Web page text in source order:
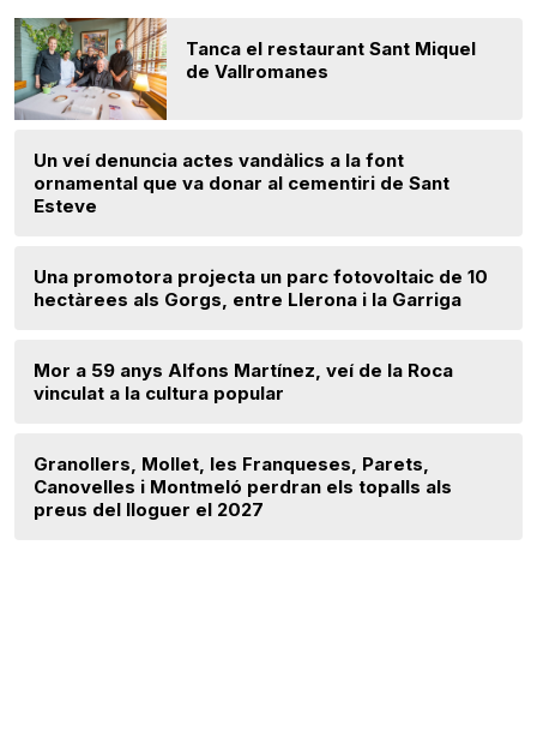
Tanca el restaurant Sant Miquel
de Vallromanes
Un veí denuncia actes vandàlics a la font
ornamental que va donar al cementiri de Sant
Esteve
Una promotora projecta un parc fotovoltaic de 10
hectàrees als Gorgs, entre Llerona i la Garriga
Mor a 59 anys Alfons Martínez, veí de la Roca
vinculat a la cultura popular
Granollers, Mollet, les Franqueses, Parets,
Canovelles i Montmeló perdran els topalls als
preus del lloguer el 2027